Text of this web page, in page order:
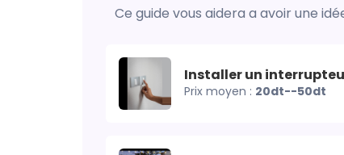
Ce guide vous aidera a avoir une
Installer un
Prix moyen : 20dt--50dt